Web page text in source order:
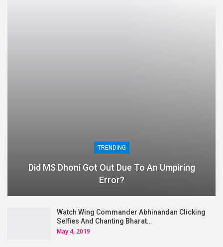
TRENDING
Did MS Dhoni Got Out Due To An Umpiring
Error?
Watch Wing Commander Abhinandan Clicking
Selfies And Chanting Bharat…
May 4, 2019